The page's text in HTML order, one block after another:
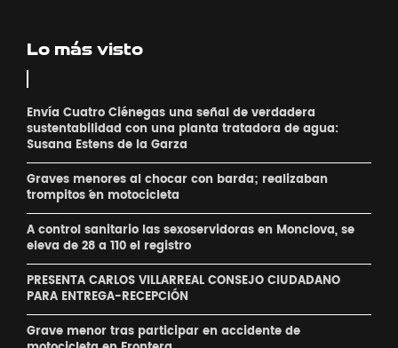
Lo más visto
Envía Cuatro Ciénegas una señal de verdadera
sustentabilidad con una planta tratadora de agua:
Susana Estens de la Garza
Graves menores al chocar con barda; realizaban
´trompitos ´en motocicleta
A control sanitario las sexoservidoras en Monclova, se
eleva de 28 a 110 el registro
PRESENTA CARLOS VILLARREAL CONSEJO CIUDADANO
PARA ENTREGA-RECEPCIÓN
Grave menor tras participar en accidente de